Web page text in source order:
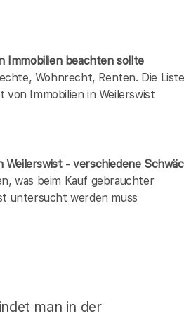
Immobilien beachten sollte
Wohnrecht, Renten. Die
von Immobilien in Weilerswist
Weilerswist - verschiedene
was beim Kauf gebrauchter
untersucht werden muss
man in der